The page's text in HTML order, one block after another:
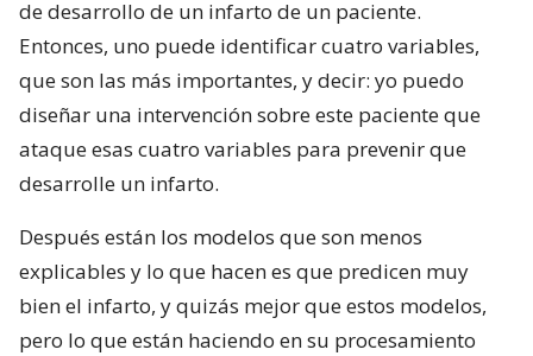
de desarrollo de un infarto de un paciente.
Entonces, uno puede identificar cuatro variables,
que son las más importantes, y decir: yo puedo
diseñar una intervención sobre este paciente que
ataque esas cuatro variables para prevenir que
desarrolle un infarto.
Después están los modelos que son menos
explicables y lo que hacen es que predicen muy
bien el infarto, y quizás mejor que estos modelos,
pero lo que están haciendo en su procesamiento